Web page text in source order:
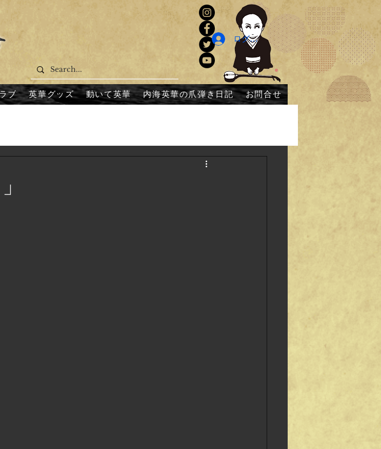
ブ 英華グッズ 動いて英華 内海英華の爪弾き日記 お問合せ
ログイン